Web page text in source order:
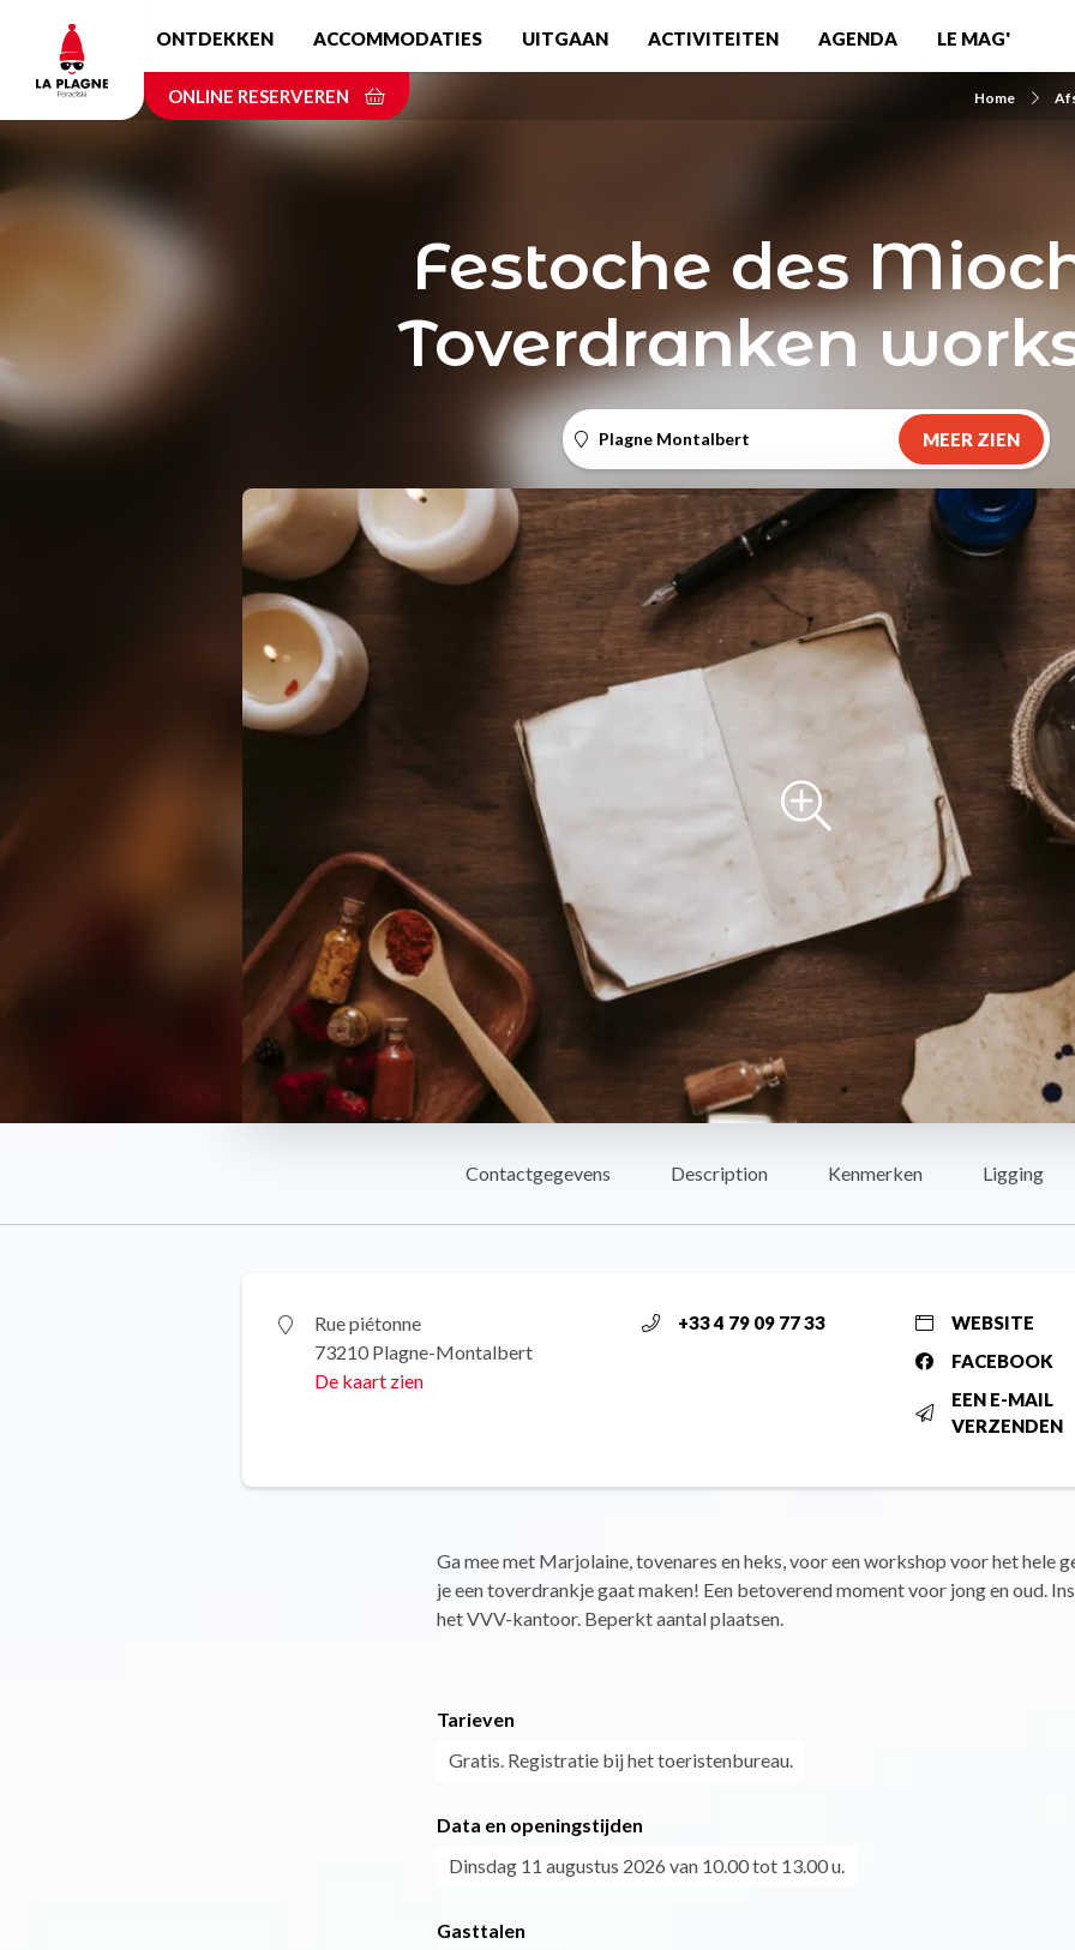
content
ONTDEKKEN ACCOMMODATIES UITGAAN ACTIVITEITEN AGENDA LE MAG'
ONLINE RESERVEREN Home
Festoche des
Toverdranken
Plagne Montalbert MEER ZIEN
Contactgegevens Description Kenmerken Ligging
Rue piétonne
73210 Plagne-Montalbert
De kaart zien
+33 4 79 09 77 33
WEBSITE
FACEBOOK
EEN E-MAIL
VERZENDEN
Ga mee met Marjolaine, tovenares en heks, voor een workshop voor het hele
je een toverdrankje gaat maken! Een betoverend moment voor jong en oud.
het VVV-kantoor. Beperkt aantal plaatsen.
Tarieven
Gratis. Registratie bij het toeristenbureau.
Data en openingstijden
Dinsdag 11 augustus 2026 van 10.00 tot 13.00 u.
Gasttalen